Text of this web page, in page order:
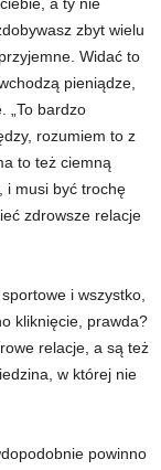
zbyt wielu
Widać to
pieniądze,
„To bardzo
rozumiem to z
to też ciemną
i musi być trochę
zdrowsze relacje
i wszystko,
kliknięcie, prawda?
relacje, a są też
w której nie
powinno